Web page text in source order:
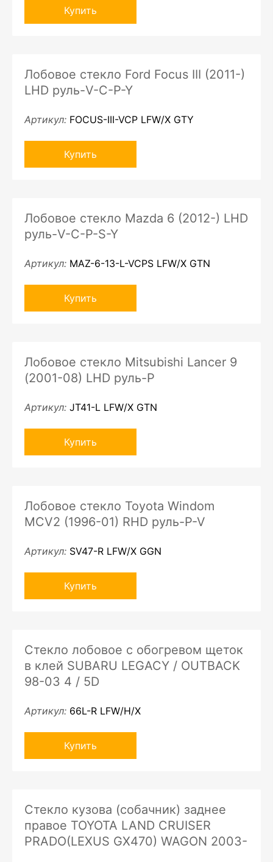
Купить
Лобовое стекло Ford Focus III (2011-)
LHD руль-V-C-P-Y
Артикул: FOCUS-III-VCP LFW/X GTY
Купить
Лобовое стекло Mazda 6 (2012-) LHD
руль-V-C-P-S-Y
Артикул: MAZ-6-13-L-VCPS LFW/X GTN
Купить
Лобовое стекло Mitsubishi Lancer 9
(2001-08) LHD руль-P
Артикул: JT41-L LFW/X GTN
Купить
Лобовое стекло Toyota Windom
MCV2 (1996-01) RHD руль-P-V
Артикул: SV47-R LFW/X GGN
Купить
Стекло лобовое с обогревом щеток
в клей SUBARU LEGACY / OUTBACK
98-03 4 / 5D
Артикул: 66L-R LFW/H/X
Купить
Стекло кузова (собачник) заднее
правое TOYOTA LAND CRUISER
PRADO(LEXUS GX470) WAGON 2003-